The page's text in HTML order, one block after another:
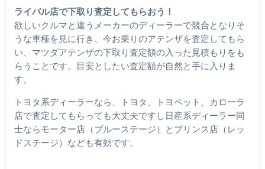
ライバル店で下取り査定してもらおう！
欲しいクルマと違うメーカーのディーラーで競合となりそ
うな車種を見に行き、今お乗りのアテンザを査定してもら
い、マツダアテンザの下取り査定額の入った見積もりをも
らうことです。目安としたい査定額が自然と手に入りま
す。
トヨタ系ディーラーなら、トヨタ、トヨペット、カローラ
店で査定してもらっても大丈夫ですし日産系ディーラー同
士ならモーター店（ブルーステージ）とプリンス店（レッ
ドステージ）なども有効です。